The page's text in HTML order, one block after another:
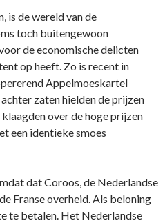
is de wereld van de
toch buitengewoon
de economische delicten
op heeft. Zo is recent in
Appelmoeskartel
zaten hielden de prijzen
over de hoge prijzen
een identieke smoes
dat Coroos, de Nederlandse
Franse overheid. Als beloning
te betalen. Het Nederlandse